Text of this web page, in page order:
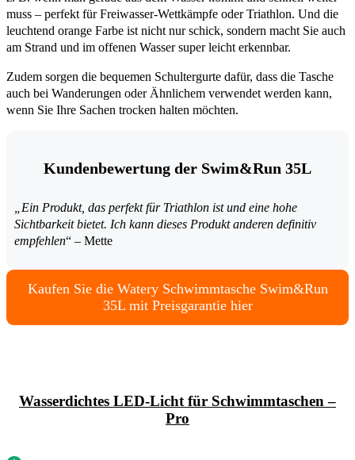
muss – perfekt für Freiwasser-Wettkämpfe oder Triathlon. Und die
leuchtend orange Farbe ist nicht nur schick, sondern macht Sie auch
am Strand und im offenen Wasser super leicht erkennbar.
Zudem sorgen die bequemen Schultergurte dafür, dass die Tasche
auch bei Wanderungen oder Ähnlichem verwendet werden kann,
wenn Sie Ihre Sachen trocken halten möchten.
Kundenbewertung der Swim&Run 35L
„Ein Produkt, das perfekt für Triathlon ist und eine hohe
Sichtbarkeit bietet. Ich kann dieses Produkt anderen definitiv
empfehlen“ – Mette
Kaufen Sie die Watery Schwimmtasche Swim&Run
35L mit Preisgarantie hier
Wasserdichtes LED-Licht für Schwimmtaschen –
Pro